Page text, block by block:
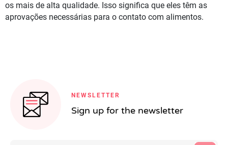
os mais de alta qualidade. Isso significa que eles têm as
aprovações necessárias para o contato com alimentos.
NEWSLETTER
Sign up for the newsletter